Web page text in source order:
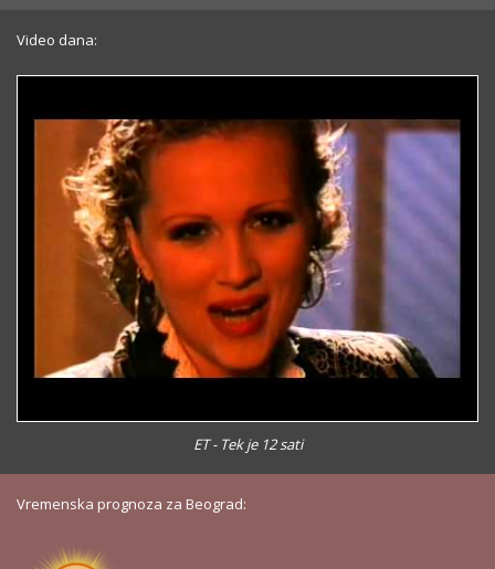
Video dana:
ET - Tek je 12 sati
Vremenska prognoza za Beograd: